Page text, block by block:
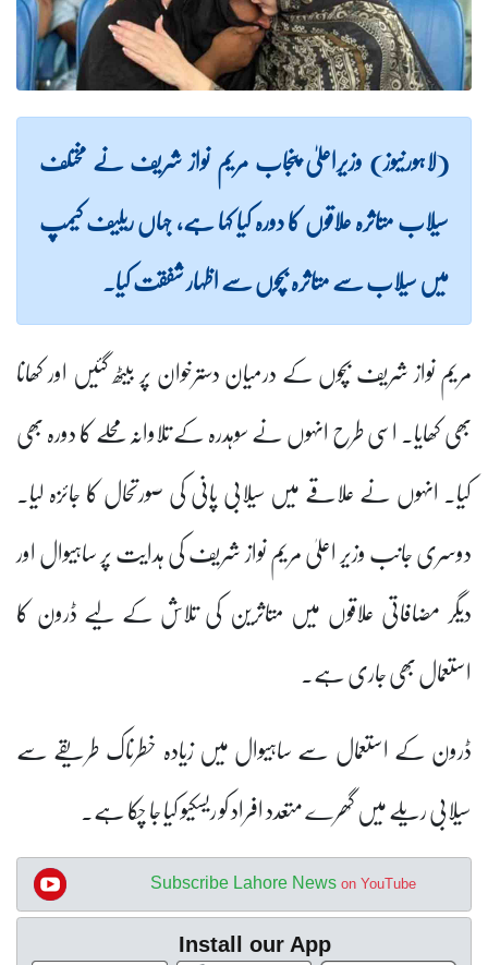
(لاہورنیوز) وزیراعلیٰ پنجاب مریم نواز شریف نے مختلف
سیلاب متاثرہ علاقوں کا دورہ کیا کہا ہے، جہاں ریلیف کیمپ
میں سیلاب سے متاثرہ بچوں سے اظہار شفقت کیا۔
مریم نواز شریف بچوں کے درمیان دسترخوان پر بیٹھ گئیں اور کھانا
بھی کھایا۔ اسی طرح انہوں نے سوہدرہ کے تلاوانہ محلے کا دورہ بھی
کیا۔ انہوں نے علاقے میں سیلابی پانی کی صورتحال کا جائزہ لیا۔
دوسری جانب وزیر اعلیٰ مریم نواز شریف کی ہدایت پر ساہیوال اور
دیگر مضافاتی علاقوں میں متاثرین کی تلاش کے لیے ڈرون کا
استعمال بھی جاری ہے۔
ڈرون کے استعمال سے ساہیوال میں زیادہ خطرناک طریقے سے
سیلابی ریلے میں گھرے متعدد افراد کو ریسکیو کیا جا چکا ہے۔
Subscribe Lahore News on YouTube
Install our App